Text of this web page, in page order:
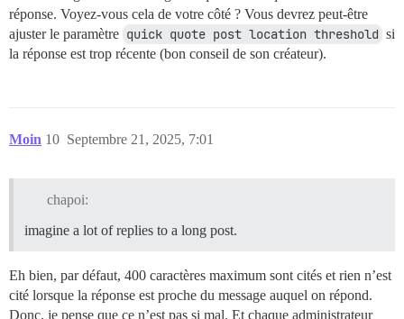
réponse. Voyez-vous cela de votre côté ? Vous devrez peut-être
ajuster le paramètre quick quote post location threshold si
la réponse est trop récente (bon conseil de son créateur).
Moin Septembre 21, 2025, 7:01
10
chapoi:
imagine a lot of replies to a long post.
Eh bien, par défaut, 400 caractères maximum sont cités et rien n’est
cité lorsque la réponse est proche du message auquel on répond.
Donc, je pense que ce n’est pas si mal. Et chaque administrateur